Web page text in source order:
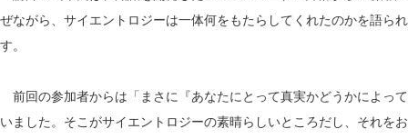
ぜながら、サイエントロジーは一体何をもたらしてくれたのかを語ら
す。
前回の参加者からは「まさに『あなたにとって真実かどうかによっ
いました。そこがサイエントロジーの素晴らしいところだし、それを